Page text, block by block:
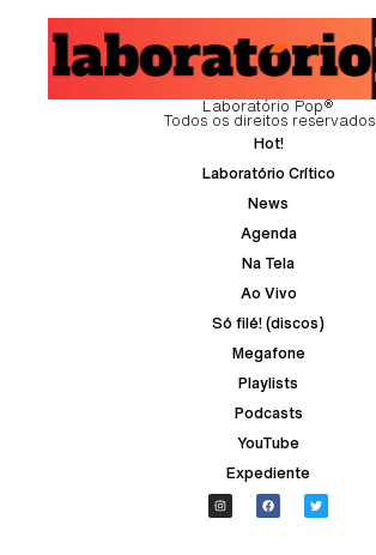
Laboratório Pop®
Todos os direitos reservados
Hot!
Laboratório Crítico
News
Agenda
Na Tela
Ao Vivo
Só filé! (discos)
Megafone
Playlists
Podcasts
YouTube
Expediente